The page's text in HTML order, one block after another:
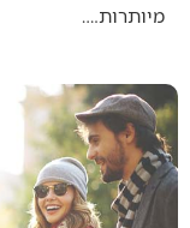
מיותרות.…